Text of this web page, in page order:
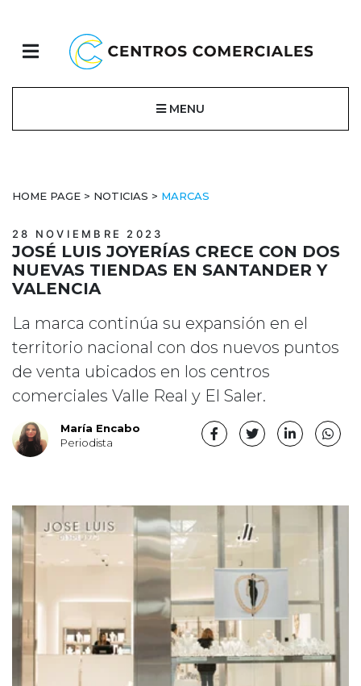
MENU
HOME PAGE > NOTICIAS > MARCAS
28 NOVIEMBRE 2023
JOSÉ LUIS JOYERÍAS CRECE CON DOS
NUEVAS TIENDAS EN SANTANDER Y
VALENCIA
La marca continúa su expansión en el
territorio nacional con dos nuevos puntos
de venta ubicados en los centros
comerciales Valle Real y El Saler.
María Encabo
Periodista